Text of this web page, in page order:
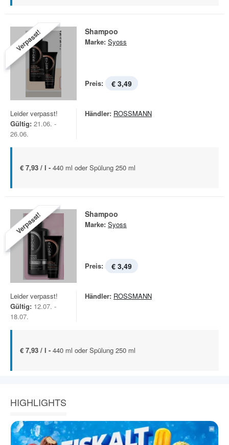
Verpasst! Shampoo
Marke: Syoss
Preis: € 3,49
Leider verpasst!
Gültig: 21.06. -
26.06.
Händler: ROSSMANN
€ 7,93 / l - 440 ml oder Spülung 250 ml
Verpasst! Shampoo
Marke: Syoss
Preis: € 3,49
Leider verpasst!
Gültig: 12.07. -
18.07.
Händler: ROSSMANN
€ 7,93 / l - 440 ml oder Spülung 250 ml
HIGHLIGHTS